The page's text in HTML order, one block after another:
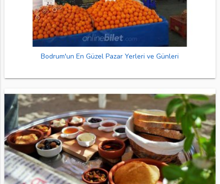
Bodrum'un En Güzel Pazar Yerleri ve Günleri